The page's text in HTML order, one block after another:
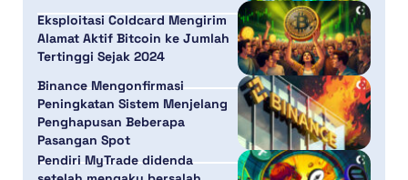
Eksploitasi Coldcard Mengirim
Alamat Aktif Bitcoin ke Jumlah
Tertinggi Sejak 2024
Binance Mengonfirmasi
Peningkatan Sistem Menjelang
Penghapusan Beberapa
Pasangan Spot
Pendiri MyTrade didenda